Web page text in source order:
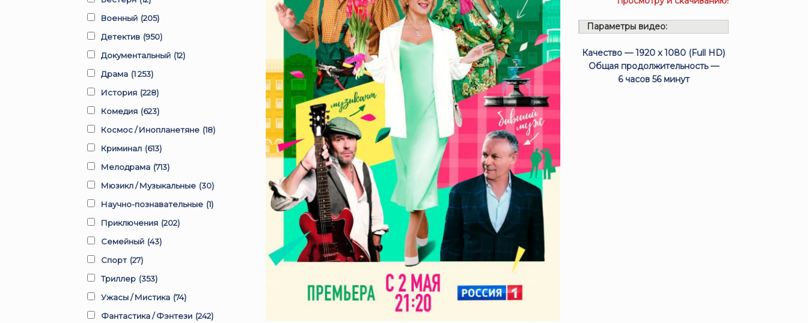
Параметры видео:
Качество — 1920 x 1080 (Full HD)
Общая продолжительность —
6 часов 56 минут
Военный (205)
Детектив (950)
Документальный (12)
Драма (1 253)
История (228)
Комедия (623)
Космос / Инопланетяне (18)
Криминал (613)
Мелодрама (713)
Мюзикл / Музыкальные (30)
Научно-познавательные (1)
Приключения (202)
Семейный (43)
Спорт (27)
Триллер (353)
Ужасы / Мистика (74)
Фантастика / Фэнтези (242)